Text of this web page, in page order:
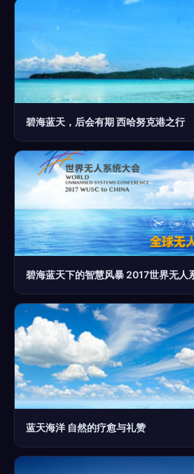
碧海蓝天，后会有期 西哈努克港之行
碧海蓝天下的智慧风暴 2017世界无人
蓝天海洋 自然的疗愈与礼赞